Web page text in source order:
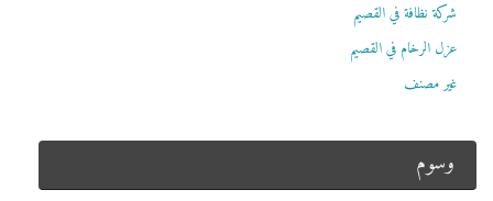
شركة نظافة في القصيم
عزل الرخام في القصيم
غير مصنف
وسوم